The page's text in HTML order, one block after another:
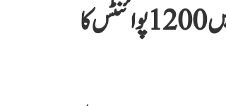
ٹیرف ڈیل کا اثر! سینسیکس میں 3200 اور نفٹی میں 1200 پوائنٹس کا